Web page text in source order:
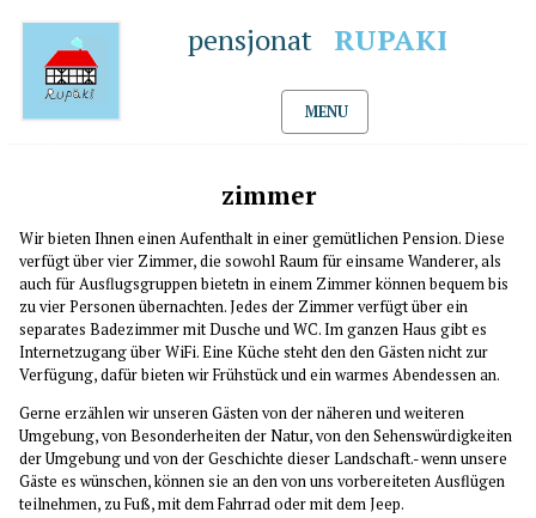
pensjonat RUPAKI
MENU
zimmer
Wir bieten Ihnen einen Aufenthalt in einer gemütlichen Pension. Diese
verfügt über vier Zimmer, die sowohl Raum für einsame Wanderer, als
auch für Ausflugsgruppen bietetn in einem Zimmer können bequem bis
zu vier Personen übernachten. Jedes der Zimmer verfügt über ein
separates Badezimmer mit Dusche und WC. Im ganzen Haus gibt es
Internetzugang über WiFi. Eine Küche steht den den Gästen nicht zur
Verfügung, dafür bieten wir Frühstück und ein warmes Abendessen an.
Gerne erzählen wir unseren Gästen von der näheren und weiteren
Umgebung, von Besonderheiten der Natur, von den Sehenswürdigkeiten
der Umgebung und von der Geschichte dieser Landschaft.- wenn unsere
Gäste es wünschen, können sie an den von uns vorbereiteten Ausflügen
teilnehmen, zu Fuß, mit dem Fahrrad oder mit dem Jeep.